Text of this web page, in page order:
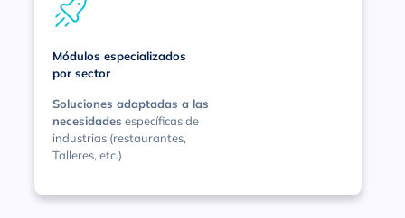
Módulos especializados
por sector
Soluciones adaptadas a las
necesidades específicas de
industrias (restaurantes,
Talleres, etc.)